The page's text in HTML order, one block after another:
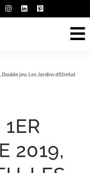
Double jeu. Les Jardins d’Etretat
2019,